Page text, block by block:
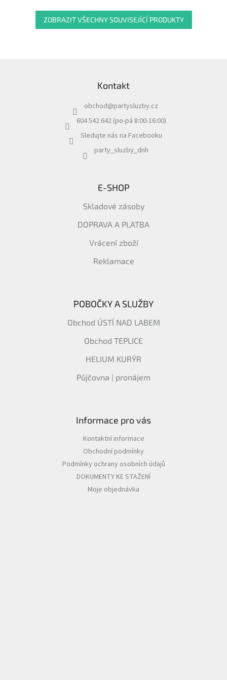
ZOBRAZIT VŠECHNY SOUVISEJÍCÍ PRODUKTY
Kontakt
obchod@partysluzby.cz
604 542 642 (po-pá 8:00-16:00)
Sledujte nás na Facebooku
party_sluzby_dnh
E-SHOP
Skladové zásoby
DOPRAVA A PLATBA
Vrácení zboží
Reklamace
POBOČKY A SLUŽBY
Obchod ÚSTÍ NAD LABEM
Obchod TEPLICE
HELIUM KURÝR
Půjčovna | pronájem
Informace pro vás
Kontaktní informace
Obchodní podmínky
Podmínky ochrany osobních údajů
DOKUMENTY KE STAŽENÍ
Moje objednávka